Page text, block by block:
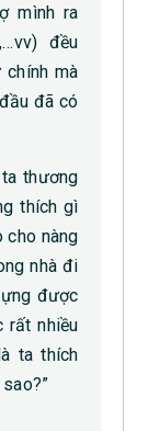
mình ra
đều
mà
đã có
thương
thích gì
cho nàng
nhà đi
được
rất nhiều
ta thích